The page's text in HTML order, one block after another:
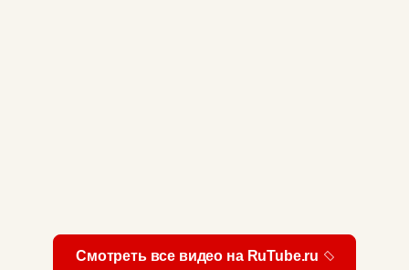
Смотреть все видео на RuTube.ru